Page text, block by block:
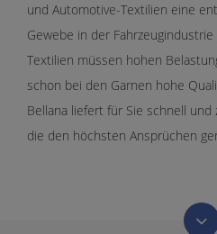
Allgemeine
und Automotive-Textilien eine
Gewebe in der
Textilien müssen hohen
schon bei den Garnen hohe
Bellana liefert für Sie schnell und
die den höchsten Ansprüchen